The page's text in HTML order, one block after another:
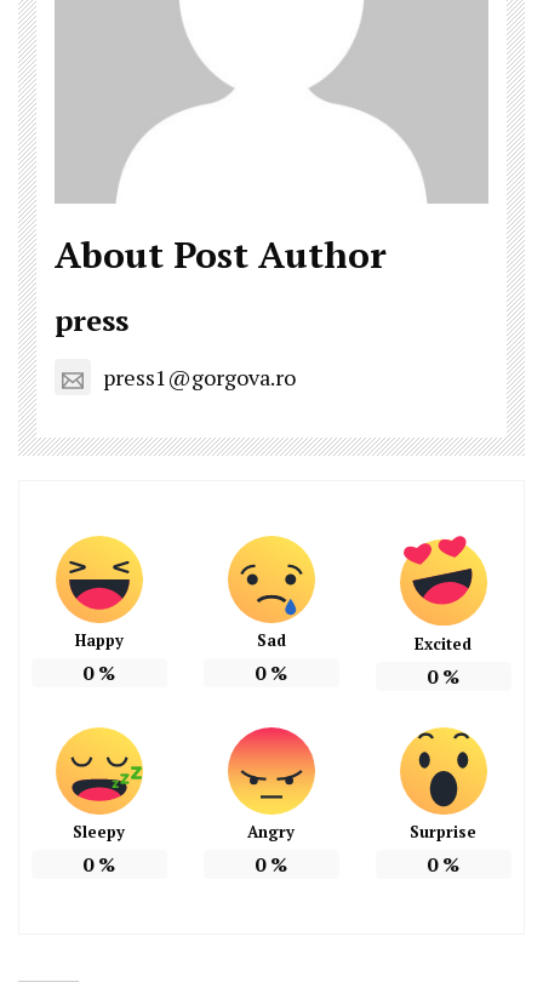
About Post Author
press
press1@gorgova.ro
Happy
0%
Sad
0%
Excited
0%
Sleepy
0%
Angry
0%
Surprise
0%